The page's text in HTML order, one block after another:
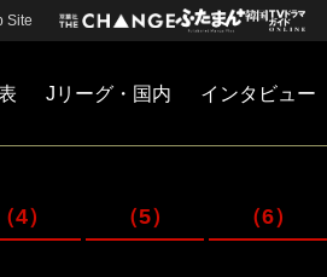
Site
Jリーグ・国内 インタビュー
（4） （5） （6）